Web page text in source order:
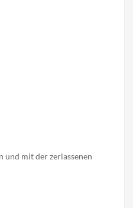
und mit der zerlassenen